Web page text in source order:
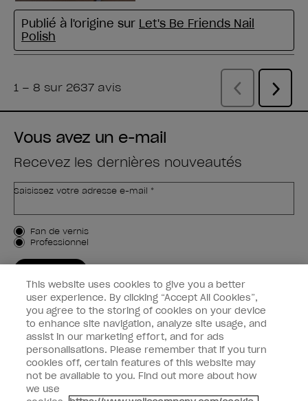
Vous avez un e-mail
Recevez les dernières nouveautés
Saisissez votre adresse e-mail *
Type de client
Fan de vernis
Professionnel
Informations clients
Connectez-Vous
This website uses cookies to give you a better
user experience. By clicking “Accept All Cookies”,
you agree to the storing of cookies on your device
to enhance site navigation, analyze site usage, and
assist in our marketing effort, and for ads
personalisations. Please remember that if you turn
cookies off, certain features of this website may
not be available to you. Find out more about how
we use